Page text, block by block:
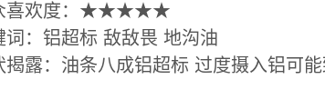
欢度：★★★★★
铝超标 敌敌畏 地沟油
：油条八成铝超标 过度摄入铝可能